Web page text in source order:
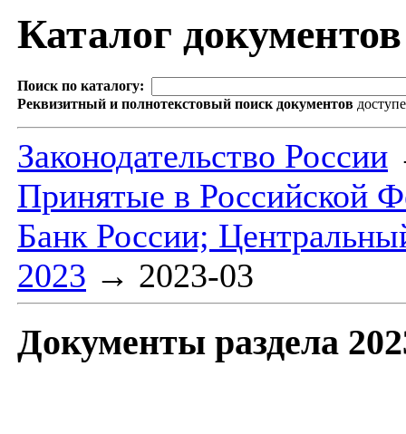
Каталог
Поиск по каталогу:
Реквизитный и полнотекстовый поиск документов
Законодательство России
Принятые в Российской
Банк России;
2023 → 2023-03
Документы раздела